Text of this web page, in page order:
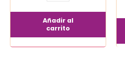
Añadir al
carrito